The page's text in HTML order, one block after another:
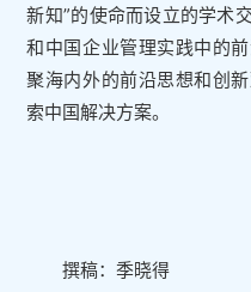
新知”的使命而设立的学术
和中国企业管理实践中的
聚海内外的前沿思想和创
索中国解决方案。
撰稿：季晓得